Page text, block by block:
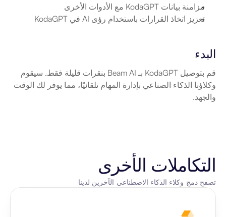
مزامنة بيانات KodaGPT مع الأدوات الأخرى
تعزيز اتخاذ القرارات باستخدام رؤى AI في KodaGPT
البدء
والجهد.
التكاملات الأخرى
تصفح دمج وكلاء الذكاء الاصطناعي الآخرين لدينا